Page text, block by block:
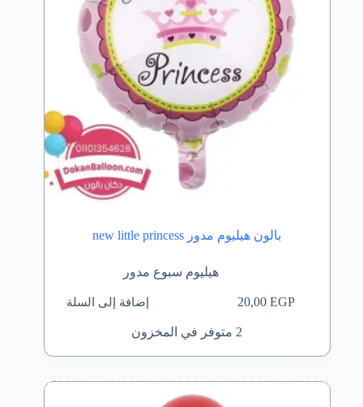
بالون هيليوم مدور new little princess
هيليوم سبوع مدور
20,00EGP إضافة إلى السلة
2 متوفر في المخزون